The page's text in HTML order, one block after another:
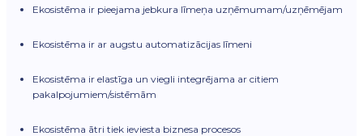
Ekosistēma ir pieejama jebkura līmeņa uzņēmumam/uzņēmējam
Ekosistēma ir ar augstu automatizācijas līmeni
Ekosistēma ir elastīga un viegli integrējama ar citiem
pakalpojumiem/sistēmām
Ekosistēma ātri tiek ieviesta biznesa procesos